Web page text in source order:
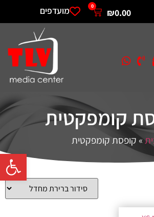
פתח
₪0.00
0 מועדפים
קומפקטית
»קופסת קומפקטית